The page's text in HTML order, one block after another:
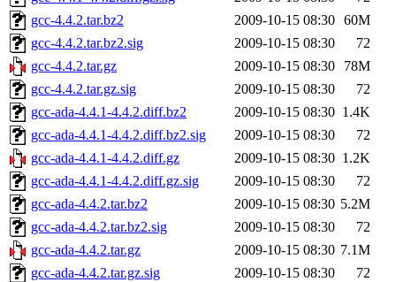
gcc-4.4.2.tar.bz2
2009-10-15 08:30 60M
gcc-4.4.2.tar.bz2.sig
2009-10-15 08:30
72
gcc-4.4.2.tar.gz
2009-10-15 08:30
78M
gcc-4.4.2.tar.gz.sig
2009-10-15 08:30
72
gcc-ada-4.4.1-4.4.2.diff.bz2
2009-10-15 08:30 1.4K
gcc-ada-4.4.1-4.4.2.diff.bz2.sig
2009-10-15 08:30
72
gcc-ada-4.4.1-4.4.2.diff.gz
2009-10-15 08:30 1.2K
gcc-ada-4.4.1-4.4.2.diff.gz.sig
2009-10-15 08:30
72
gcc-ada-4.4.2.tar.bz2
2009-10-15 08:30 5.2M
gcc-ada-4.4.2.tar.bz2.sig
2009-10-15 08:30
72
gcc-ada-4.4.2.tar.gz
2009-10-15 08:30 7.1M
gcc-ada-4.4.2.tar.gz.sig
2009-10-15 08:30
72